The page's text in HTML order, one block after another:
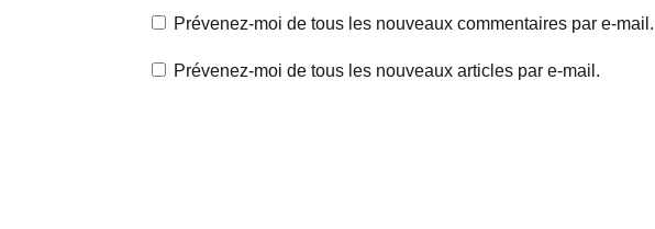
Prévenez-moi de tous les nouveaux commentaires par e-mail.
Prévenez-moi de tous les nouveaux articles par e-mail.